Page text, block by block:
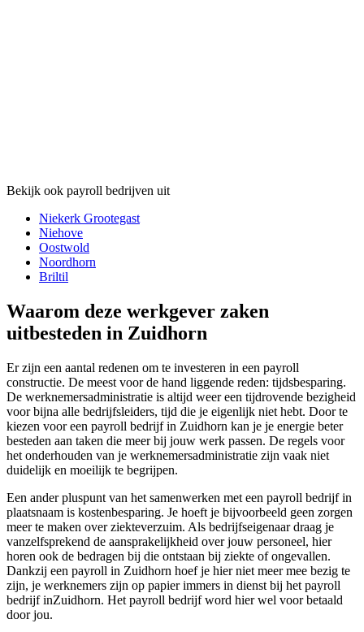
Bekijk ook payroll bedrijven uit
Niekerk Grootegast
Niehove
Oostwold
Noordhorn
Briltil
Waarom deze werkgever zaken
uitbesteden in Zuidhorn
Er zijn een aantal redenen om te investeren in een payroll
constructie. De meest voor de hand liggende reden: tijdsbesparing.
De werknemersadministratie is altijd weer een tijdrovende bezigheid
voor bijna alle bedrijfsleiders, tijd die je eigenlijk niet hebt. Door te
kiezen voor een payroll bedrijf in Zuidhorn kan je je energie beter
besteden aan taken die meer bij jouw werk passen. De regels voor
het onderhouden van je werknemersadministratie zijn vaak niet
duidelijk en moeilijk te begrijpen.
Een ander pluspunt van het samenwerken met een payroll bedrijf in
plaatsnaam is kostenbesparing. Je hoeft je bijvoorbeeld geen zorgen
meer te maken over ziekteverzuim. Als bedrijfseigenaar draag je
vanzelfsprekend de aansprakelijkheid over jouw personeel, hier
horen ook de bedragen bij die ontstaan bij ziekte of ongevallen.
Dankzij een payroll in Zuidhorn hoef je hier niet meer mee bezig te
zijn, je werknemers zijn op papier immers in dienst bij het payroll
bedrijf inZuidhorn. Het payroll bedrijf word hier wel voor betaald
door jou.